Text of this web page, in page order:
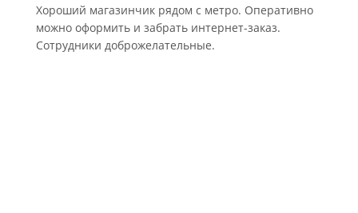
Хороший магазинчик рядом с метро. Оперативно
можно оформить и забрать интернет-заказ.
Сотрудники доброжелательные.